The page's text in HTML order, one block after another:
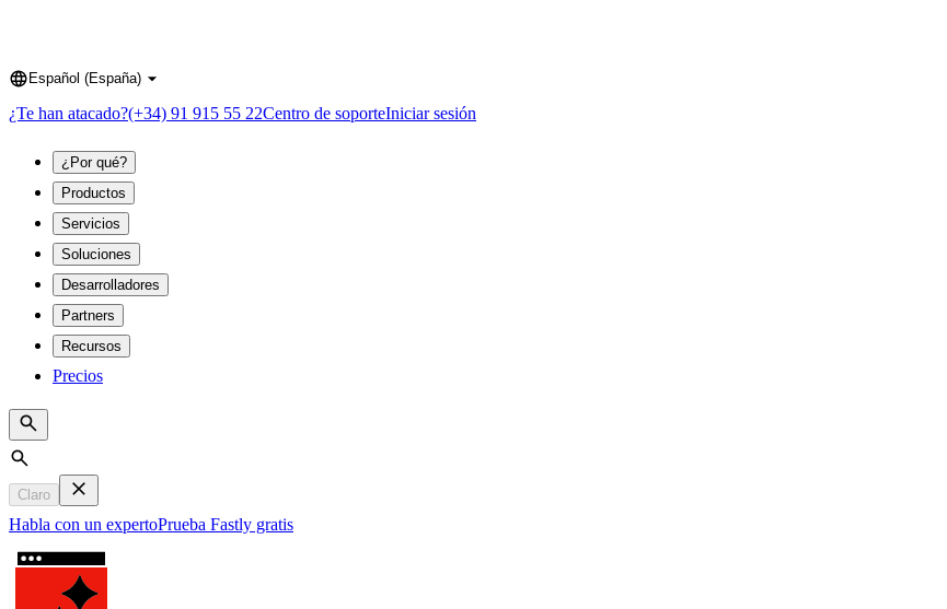
Language
Español (España)
¿Te han atacado?(+34) 91 915 55 22Centro de soporteIniciar sesión
¿Por qué?
Productos
Servicios
Soluciones
Desarrolladores
Partners
Recursos
Precios
Search
Claro
Habla con un expertoPrueba Fastly gratis